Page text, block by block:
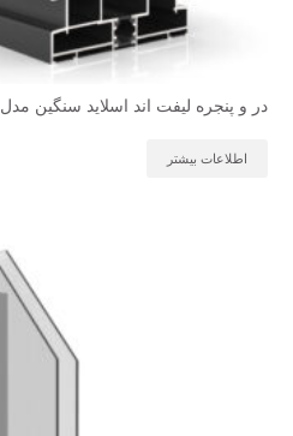
در و پنجره لیفت اند اسلاید سنگین مدل TH LIFT DOUBLE
اطلاعات بیشتر